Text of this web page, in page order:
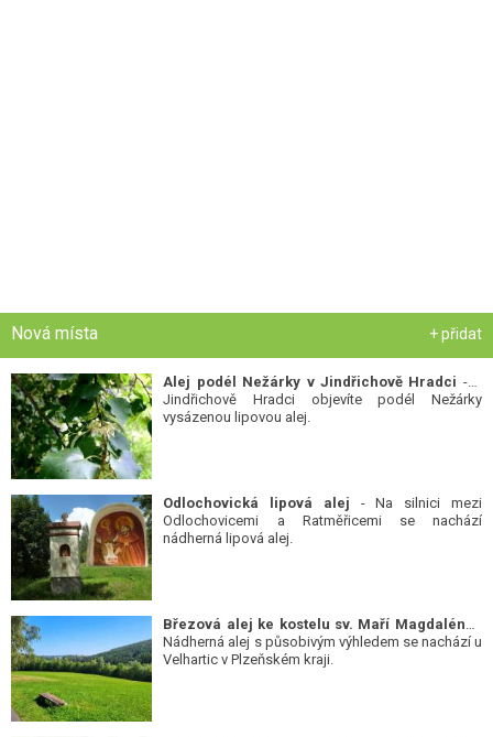
Nová místa + přidat
Alej podél Nežárky v Jindřichově Hradci - V
Jindřichově Hradci objevíte podél Nežárky
vysázenou lipovou alej.
Odlochovická lipová alej - Na silnici mezi
Odlochovicemi a Ratměřicemi se nachází
nádherná lipová alej.
Březová alej ke kostelu sv. Maří Magdalény-
Nádherná alej s působivým výhledem se nachází u
Velhartic v Plzeňském kraji.